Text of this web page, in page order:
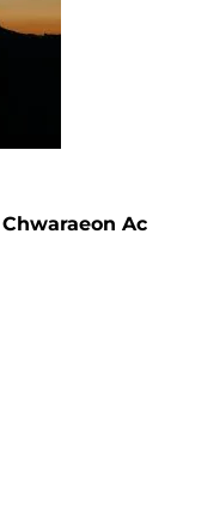
Ac